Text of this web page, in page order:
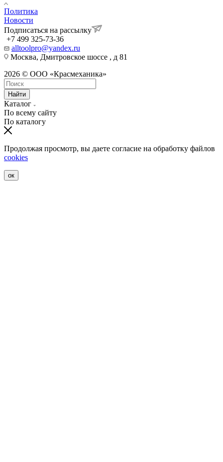
Политика
Новости
Подписаться на рассылку
+7 499 325-73-36
alltoolpro@yandex.ru
Москва, Дмитровское шоссе , д 81
2026 © ООО «Красмеханика»
Найти
Каталог
По всему сайту
По каталогу
Продолжая просмотр, вы даете согласие на обработку файлов
cookies
ок